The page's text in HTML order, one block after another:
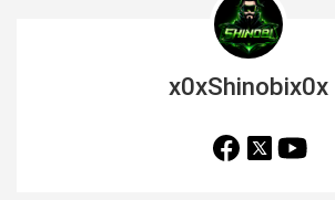
x0xShinobix0x